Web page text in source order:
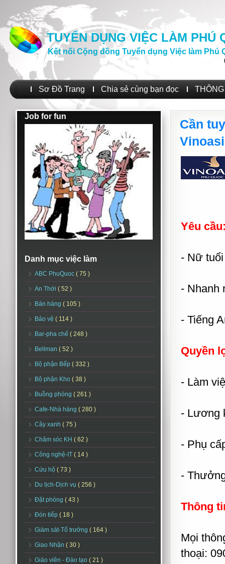
TUYỂN DỤNG VIỆC LÀM PHÚ
Kết nối Cộng đồng Tuyển dụng Việc làm Phú
Sơ Đồ Trang Chia sẻ cùng bạn đọc
Job for fun
Danh mục việc làm
ABC PhuQuoc ( 75 )
An Thới ( 52 )
Bán hàng ( 105 )
Bảo vệ ( 114 )
Bar-pha chế ( 248 )
Bellman ( 52 )
Bộ phận Bếp ( 332 )
Bộ phận Kho ( 38 )
Buồng phòng ( 261 )
Cafe-Nhà hàng ( 280 )
Cây xanh ( 75 )
Chăm sóc KH ( 62 )
Công nghệ-IT ( 14 )
Cứu hộ ( 73 )
Du lịch-Dịch vụ ( 256 )
Đặt phòng ( 43 )
Đón tiếp ( 18 )
Giám sát-Tổ trưởng ( 164 )
Giao Nhận ( 30 )
Giáo viên - Đào tạo ( 21 )
Cần
Yêu
- Nữ
- Nhanh
- Tiếng
Quyền
- Làm
- Lương
- Phụ
-
Thông
Mọi
thoại: